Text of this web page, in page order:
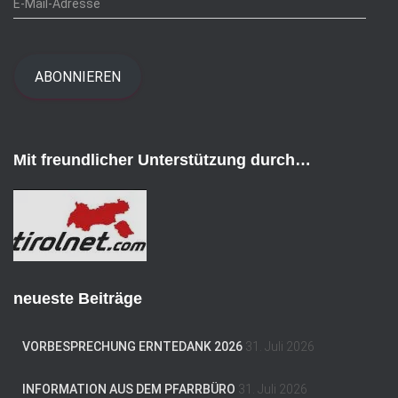
-
d
e
s
e
ABONNIEREN
Mit freundlicher Unterstützung durch…
neueste Beiträge
VORBESPRECHUNG ERNTEDANK 2026 31. Juli 2026
INFORMATION AUS DEM PFARRBÜRO 31. Juli 2026